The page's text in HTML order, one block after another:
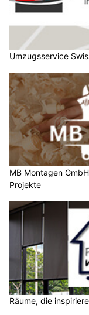
Umzugsservice
MB Montagen
Projekte
Räume, die